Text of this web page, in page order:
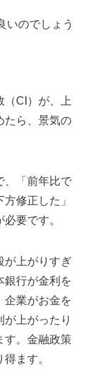
いのでしょう
（CI）が、上
たら、景気の
、「前年比で
修正した」
要です。
が上がりすぎ
銀行が金利を
企業がお金を
上がったり
す。金融政策
ます。